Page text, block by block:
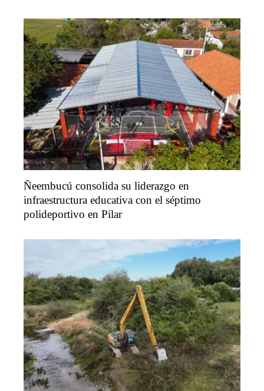
Ñeembucú consolida su liderazgo en
infraestructura educativa con el séptimo
polideportivo en Pilar